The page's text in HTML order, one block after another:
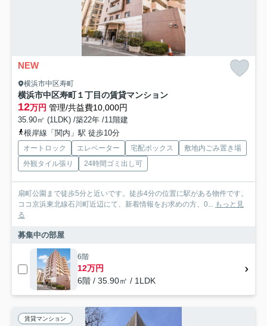
NEW
横浜市中区寿町
横浜市中区寿町１丁目の賃貸マンション
12万円 管理/共益費10,000円
35.90㎡ (1LDK) /築22年 /11階建
根岸線「関内」駅 徒歩10分
オートロック エレベーター 宅配ボックス
敷地内ごみ置き場
外観タイル張り
24時間ゴミ出し可
扇町公園まで徒歩5分と近いです。徒歩4分の位置に駅がある物件です。
ココ京浜東北線石川町近辺にて、新着情報をお求めの方、0... もっと見
る
募集中の部屋
6階
12万円
6階 / 35.90㎡ / 1LDK
賃貸マンション